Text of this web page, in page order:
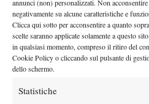
annunci (non) personalizzati. Non
negativamente su alcune caratteristiche e
Clicca qui sotto per acconsentire a quanto
scelte saranno applicate solamente a questo
in qualsiasi momento, compreso il ritiro del
Cookie Policy o cliccando sul pulsante di
dello schermo.
Statistiche
definitivo.
Ma il colpo di scena non è ancora
quarto set, è anche Safiullin ad
lamentando un fastidio all’anca.
del quinto passano ben
spezza ulteriormente il ritmo della